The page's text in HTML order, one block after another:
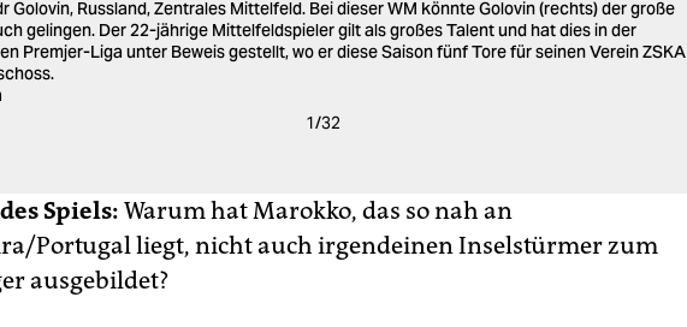
Golovin, Russland, Zentrales Mittelfeld. Bei dieser WM könnte Golovin (rechts) der große
gelingen. Der 22-jährige Mittelfeldspieler gilt als großes Talent und hat dies in der
Premjer-Liga unter Beweis gestellt, wo er diese Saison fünf Tore für seinen Verein ZSKA
1/32
Spiels: Warum hat Marokko, das so nah an
Portugal liegt, nicht auch irgendeinen Inselstürmer zum
ausgebildet?